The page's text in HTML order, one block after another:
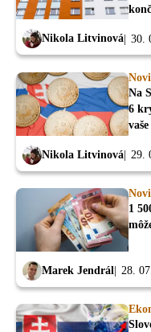
Nikola Litvinová 30.
Na
6
Nikola Litvinová 29.
1
Marek Jendrál 28.